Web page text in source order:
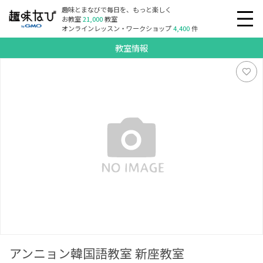
趣味とまなびで毎日を、もっと楽しく
お教室21,000教室
オンラインレッスン・ワークショップ4,400件
教室情報
アンニョン韓国語教室 新座教室